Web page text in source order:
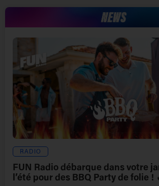
RADIO
FUN Radio débarque dans votre
l’été pour des BBQ Party de folie !